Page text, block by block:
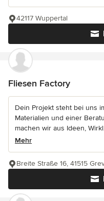
42117 Wuppertal
Fliesen Factory
Dein Projekt steht bei uns
Materialien und einer
machen wir aus Ideen,
Mehr
Breite Straße 16, 41515